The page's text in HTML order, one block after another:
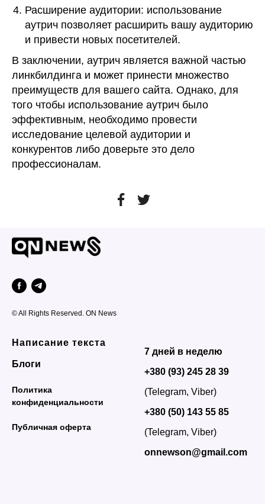
Расширение аудитории: использование
аутрич позволяет расширить вашу аудиторию
и привести новых посетителей.
В заключении, аутрич является важной частью
линкбилдинга и может принести множество
преимуществ для вашего сайта. Однако, для
того чтобы использование аутрич было
эффективным, необходимо провести
исследование целевой аудитории и
конкурентов либо доверьте это дело
профессионалам.
© All Rights Reserved. ON News
Написание текста
Блоги
Политика
конфиденциальности
Публичная оферта
7 дней в неделю
+380 (93) 245 28 39
(Telegram, Viber)
+380 (50) 143 55 85
(Telegram, Viber)
onnewson@gmail.com